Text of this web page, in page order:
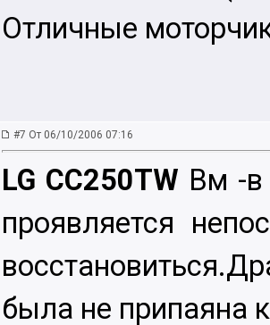
Отличные
#7 От 06/10/2006 07:16
LG CC250TW Вм -в
проявляется
была не припаяна